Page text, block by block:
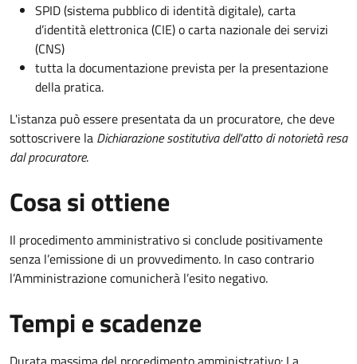
SPID (sistema pubblico di identità digitale), carta
d’identità elettronica (CIE) o carta nazionale dei servizi
(CNS)
tutta la documentazione prevista per la presentazione
della pratica.
L'istanza può essere presentata da un procuratore, che deve
sottoscrivere la Dichiarazione sostitutiva dell'atto di notorietà resa
dal procuratore.
Cosa si ottiene
Il procedimento amministrativo si conclude positivamente
senza l’emissione di un provvedimento. In caso contrario
l’Amministrazione comunicherà l’esito negativo.
Tempi e scadenze